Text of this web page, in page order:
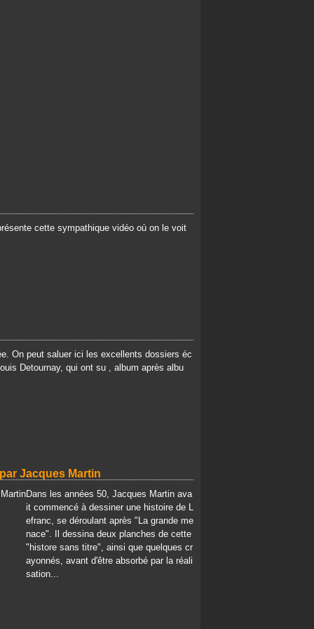
cette sympathique vidéo où on le voit
On peut saluer ici les excellents dossiers éc
Detournay, qui ont su , album après albu
Jacques Martin
Dans les années 50, Jacques Martin ava
it commencé à dessiner une histoire de L
efranc, se déroulant après "La grande me
nace". Il dessina deux planches de cette
"histore sans titre", ainsi que quelques cr
ayonnés, avant d'être absorbé par la réali
sation...